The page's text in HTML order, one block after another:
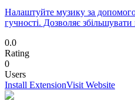
Налаштуйте музику за
гучності. Дозволяє
0.0
Rating
0
Users
Install ExtensionVisit Website